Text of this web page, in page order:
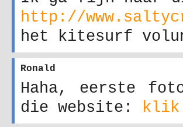
http://
het kitesurf
Ronald
Haha, eerste
die website: klik